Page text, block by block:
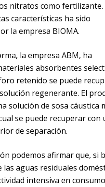
nitratos como fertilizante.
características ha sido
la empresa BIOMA.
la empresa ABM, ha
absorbentes
retenido se puede
regenerante. El
solución de sosa cáustica
se puede recuperar con
de separación.
podemos afirmar que, si
aguas residuales
intensiva en